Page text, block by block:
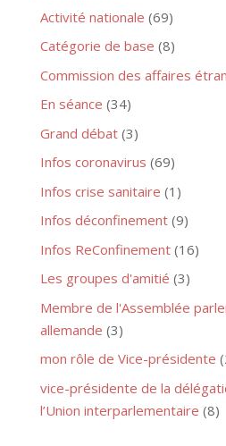
Activité nationale (69)
Catégorie de base (8)
Commission des affaires
En séance (34)
Grand débat(3)
Infos coronavirus (69)
Infos crise sanitaire (1)
Infos déconfinement(9)
Infos ReConfinement(16)
Les groupes d'amitié (3)
Membre de l'Assemblée
allemande (3)
mon rôle de Vice-présidente
vice-présidente de la
l’Union interparlementaire (8)